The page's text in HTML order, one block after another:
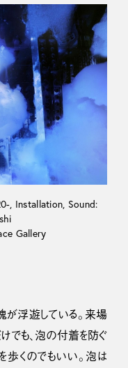
, Installation, Sound:
Gallery
浮遊している。来場
でも、泡の付着を防ぐ
くのでもいい。泡は